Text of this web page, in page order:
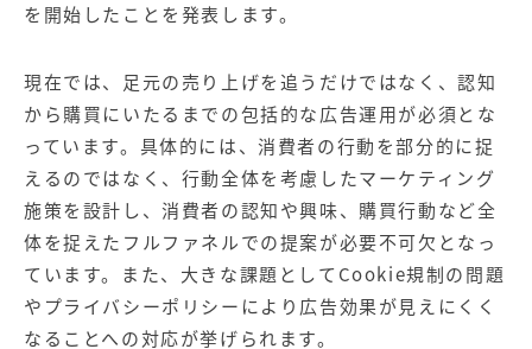
【塾・個別塾業界向け】新規
商圏ねらいうちパッケージ 求人パッケージ
WEBプラス
を開始したことを発表します。
現在では、足元の売り上げを追うだけではなく、認知
から購買にいたるまでの包括的な広告運用が必須とな
っています。具体的には、消費者の行動を部分的に捉
えるのではなく、行動全体を考慮したマーケティング
施策を設計し、消費者の認知や興味、購買行動など全
体を捉えたフルファネルでの提案が必要不可欠となっ
ています。また、大きな課題としてCookie規制の問題
やプライバシーポリシーにより広告効果が見えにくく
なることへの対応が挙げられます。